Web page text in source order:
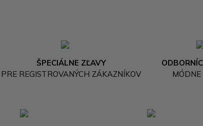
ŠPECIÁLNE ZĽAVY
PRE REGISTROVANÝCH ZÁKAZNÍKOV